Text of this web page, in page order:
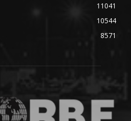
11041
10544
8571